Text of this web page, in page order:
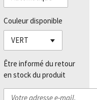
Couleur disponible
Être informé du retour
en stock du produit